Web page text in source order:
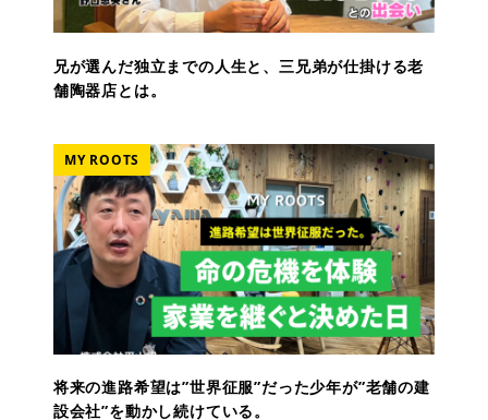
兄が選んだ独立までの人生と、三兄弟が仕掛ける老
舗陶器店とは。
MY ROOTS
将来の進路希望は”世界征服”だった少年が”老舗の建
設会社”を動かし続けている。